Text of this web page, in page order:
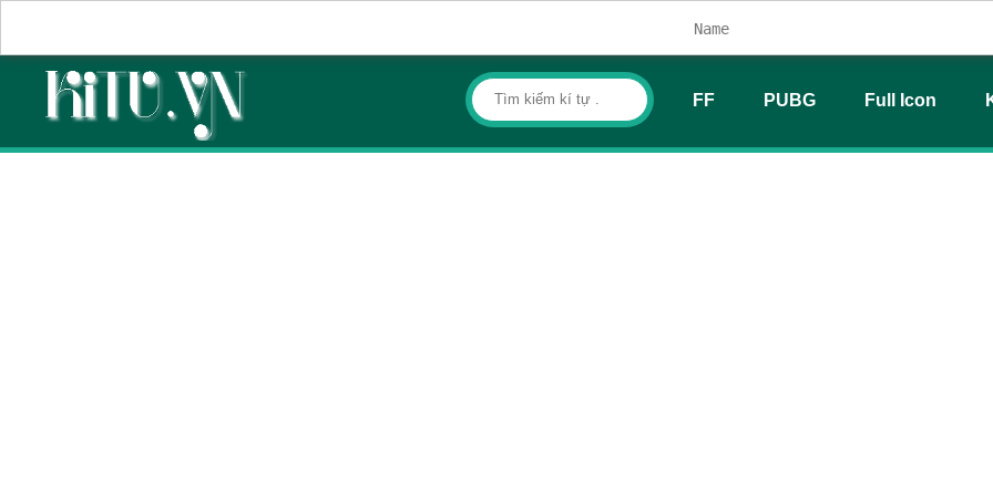
FF PUBG Full Icon